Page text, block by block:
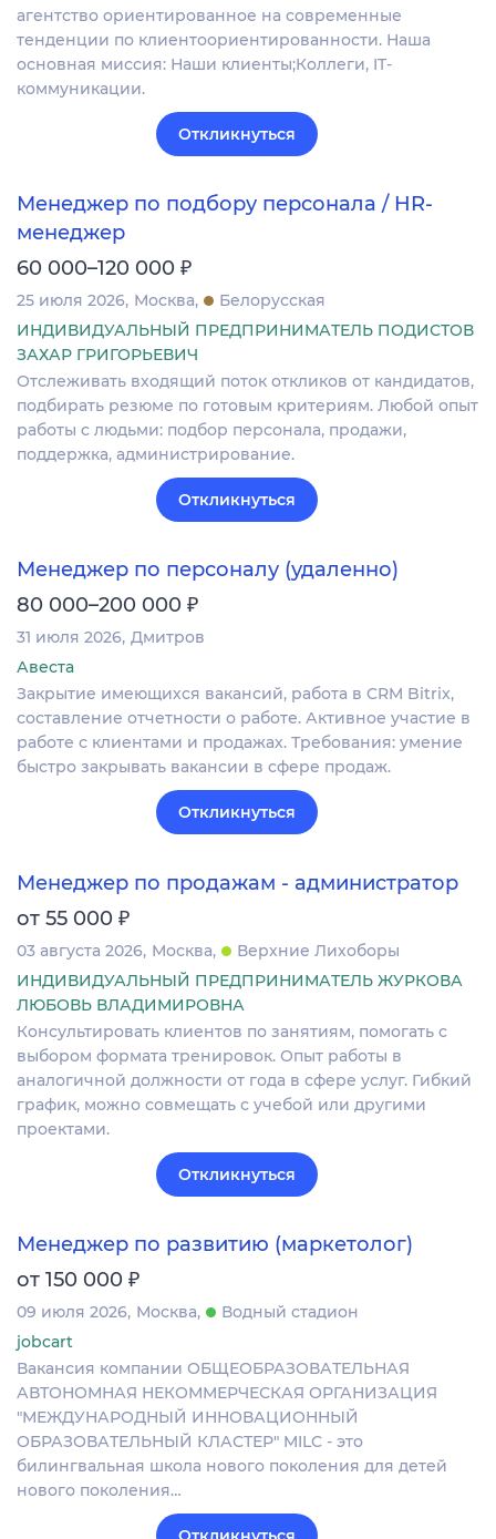
агентство ориентированное на современные
тенденции по клиентоориентированности. Наша
основная миссия: Наши клиенты;Коллеги, IT-
коммуникации.
Откликнуться
Менеджер по подбору персонала / HR-
менеджер
60 000–120 000 ₽
25 июля 2026 Москва
Белорусская
ИНДИВИДУАЛЬНЫЙ ПРЕДПРИНИМАТЕЛЬ ПОДИСТОВ
ЗАХАР ГРИГОРЬЕВИЧ
Отслеживать входящий поток откликов от кандидатов,
подбирать резюме по готовым критериям. Любой опыт
работы с людьми: подбор персонала, продажи,
поддержка, администрирование.
Откликнуться
Менеджер по персоналу (удаленно)
80 000–200 000 ₽
31 июля 2026 Дмитров
Авеста
Закрытие имеющихся вакансий, работа в CRM Bitrix,
составление отчетности о работе. Активное участие в
работе с клиентами и продажах. Требования: умение
быстро закрывать вакансии в сфере продаж.
Откликнуться
Менеджер по продажам - администратор
от 55 000 ₽
03 августа 2026 Москва
Верхние Лихоборы
ИНДИВИДУАЛЬНЫЙ ПРЕДПРИНИМАТЕЛЬ ЖУРКОВА
ЛЮБОВЬ ВЛАДИМИРОВНА
Консультировать клиентов по занятиям, помогать с
выбором формата тренировок. Опыт работы в
аналогичной должности от года в сфере услуг. Гибкий
график, можно совмещать с учебой или другими
проектами.
Откликнуться
Менеджер по развитию (маркетолог)
от 150 000 ₽
09 июля 2026 Москва
Водный стадион
jobcart
Вакансия компании ОБЩЕОБРАЗОВАТЕЛЬНАЯ
АВТОНОМНАЯ НЕКОММЕРЧЕСКАЯ ОРГАНИЗАЦИЯ
"МЕЖДУНАРОДНЫЙ ИННОВАЦИОННЫЙ
ОБРАЗОВАТЕЛЬНЫЙ КЛАСТЕР" MILC - это
билингвальная школа нового поколения для детей
нового поколения…